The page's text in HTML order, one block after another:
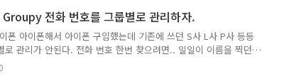
리셋 ==> Varta V6HR 구입 후 직접 교체 (우연한 기회로 20개 정도 구
전화 번호를 그룹별로 관리하자.
폰 아이폰해서 아이폰 구입했는데 기존에 쓰던 S사 L사 P사 등등
관리가 안된다. 전화 번호 한번 찾으려면.. 일일이 이름을 찍던
. 이런 노가다하다가는 전화 걸기전에 쓰러지겠다.. 이러한 노가
룹별로 전화번호 관리하는 Group라는 어플이 있다. 어플 다운로